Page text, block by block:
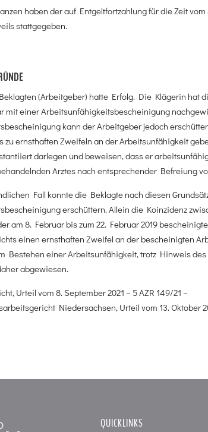
haben der auf Entgeltfortzahlung für die Zeit
stattgegeben.
(Arbeitgeber) hatte Erfolg. Die Klägerin hat
mit einer Arbeitsunfähigkeitsbescheinigung
kann der Arbeitgeber jedoch
zu ernsthaften Zweifeln an der Arbeitsunfähigkeit
darlegen und beweisen, dass er
Arztes nach entsprechender Befreiung
Fall konnte die Beklagte nach diesen
erschüttern. Allein die Koinzidenz
am 8. Februar bis zum 22. Februar 2019
einen ernsthaften Zweifel an der bescheinigten
Bestehen einer Arbeitsunfähigkeit, trotz Hinweis
abgewiesen.
Urteil vom 8. September 2021 – 5 AZR 149/21 –
Niedersachsen, Urteil vom 13. Oktober
QUICKLINKS